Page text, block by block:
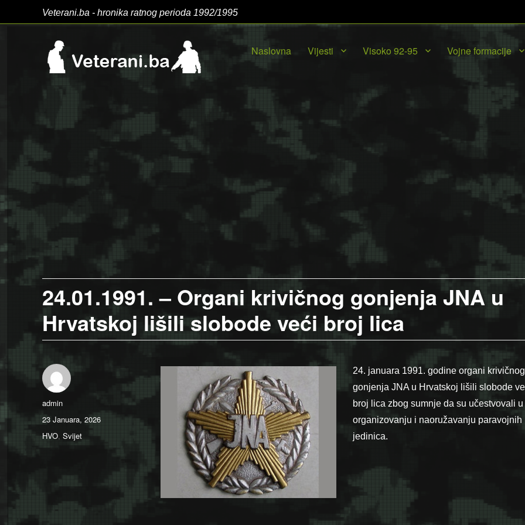
Veterani.ba - hronika ratnog perioda 1992/1995
Naslovna Vijesti Visoko 92-95 Vojne formacije
24.01.1991. – Organi krivičnog gonjenja JNA u
Hrvatskoj lišili slobode veći broj lica
24. januara 1991. godine organi krivičnog
gonjenja JNA u Hrvatskoj lišili slobode
broj lica zbog sumnje da su učestvovali u
organizovanju i naoružavanju paravojnih
jedinica.
Author
admin
Posted
on
23 Januara, 2026
Categories
HVO, Svijet